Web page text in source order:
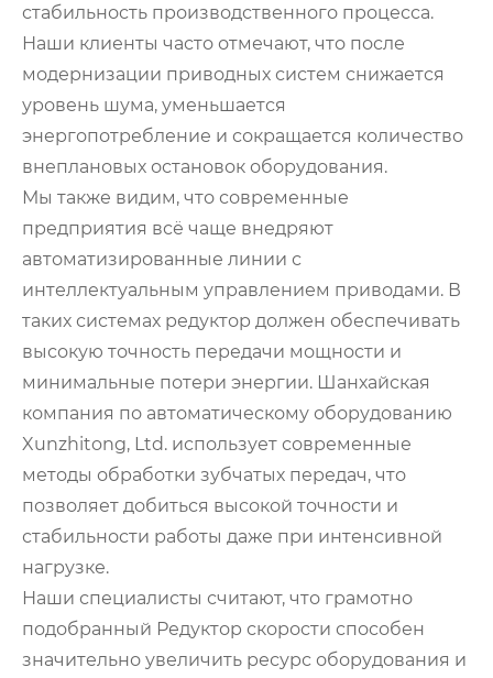
стабильность производственного процесса.
Наши клиенты часто отмечают, что после
модернизации приводных систем снижается
уровень шума, уменьшается
энергопотребление и сокращается количество
внеплановых остановок оборудования.
Мы также видим, что современные
предприятия всё чаще внедряют
автоматизированные линии с
интеллектуальным управлением приводами. В
таких системах редуктор должен обеспечивать
высокую точность передачи мощности и
минимальные потери энергии. Шанхайская
компания по автоматическому оборудованию
Xunzhitong, Ltd. использует современные
методы обработки зубчатых передач, что
позволяет добиться высокой точности и
стабильности работы даже при интенсивной
нагрузке.
Наши специалисты считают, что грамотно
подобранный Редуктор скорости способен
значительно увеличить ресурс оборудования и